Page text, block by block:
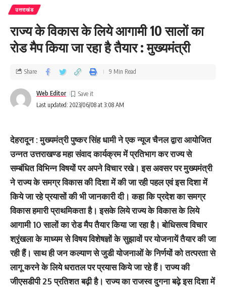
उत्तराखंड
राज्य के विकास के लिये आगामी 10 सालों का
रोड मैप किया जा रहा है तैयार : मुख्‍यमंत्री
Last updated: 2023/06/08 at 3:08 AM
Web Editor
Share 9 Min Read
देहरादून : मुख्यमंत्री पुष्कर सिंह धामी ने एक न्यूज चैनल द्वारा आयोजित
उन्नत उत्तराखण्ड महा संवाद कार्यक्रम में प्रतिभाग कर राज्य से
सम्बंधित विभिन्न विषयों पर अपने विचार रखे। इस अवसर पर मुख्यमंत्री
ने राज्य के समग्र विकास की दिशा में की जा रही पहल एवं इस दिशा में
किये जा रहे प्रयासों की भी जानकारी दी। कहा कि प्रदेश का समग्र
विकास हमारी प्राथमिकता है। इसके लिये राज्य के विकास के लिये
आगामी 10 सालों का रोड मैप तैयार किया जा रहा है। बोधिसत्व विचार
श्रृंखला के माध्यम से विषय विशेषज्ञों के सुझावों पर योजनायें तैयार की जा
रही हैं। साथ ही जन कल्याण से जुडी योजनाओं के निर्णयों को तत्परता से
लागू करने के लिये धरातल पर प्रयास किये जा रहे हैं। राज्य की
जीएसडीपी 25 प्रतिशत बढ़ी है। राज्य का राजस्व दुगना बढ़े इस दिशा में